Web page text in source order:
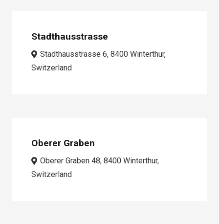
Stadthausstrasse
Stadthausstrasse 6, 8400 Winterthur,
Switzerland
Oberer Graben
Oberer Graben 48, 8400 Winterthur,
Switzerland